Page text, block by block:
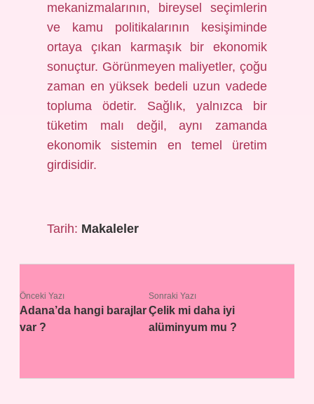
mekanizmalarının, bireysel seçimlerin
ve kamu politikalarının kesişiminde
ortaya çıkan karmaşık bir ekonomik
sonuçtur. Görünmeyen maliyetler, çoğu
zaman en yüksek bedeli uzun vadede
topluma ödetir. Sağlık, yalnızca bir
tüketim malı değil, aynı zamanda
ekonomik sistemin en temel üretim
girdisidir.
Tarih: Makaleler
Önceki Yazı
Adana’da hangi barajlar
var ?
Sonraki Yazı
Çelik mi daha iyi
alüminyum mu ?